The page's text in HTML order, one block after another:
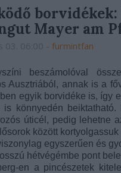
Mayer am
furmintfan
beszámolóval
Ausztriából, annak is a
egyik borvidéke is, így
is könnyedén
úticél, pedig lehetne
között
egyszerűen és
hétvégémbe pont
en a pincészetek